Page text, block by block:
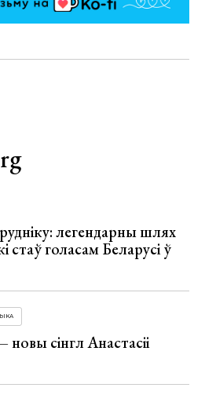
легендарны шлях
стаў голасам Беларусі ў
сінгл Анастасіі